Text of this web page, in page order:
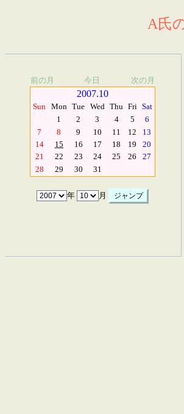
A氏
前の月 今日 次の月
2007.10
Sun Mon Tue Wed Thu Fri Sat
1
2 3 4 5
6
7
8 9 10 11 12
13
14
15 16 17 18 19
20
21
22 23 24 25 26
27
28
29 30 31
年 月